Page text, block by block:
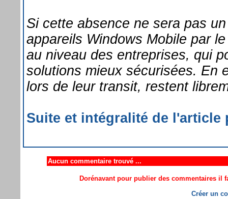
Si cette absence ne sera pas
appareils Windows Mobile par
au niveau des entreprises, qui
solutions mieux sécurisées. En
lors de leur transit, restent
Suite et intégralité de l'article
Aucun commentaire trouvé ...
Dorénavant pour publier des commentaires il
Créer un